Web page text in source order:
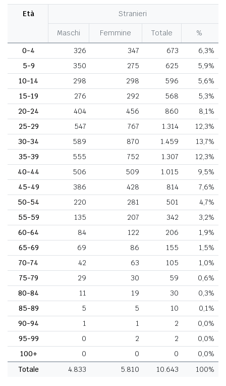
Età Stranieri
Maschi Femmine Totale
%
0-4
326 347 673
6,3%
5-9
350 275 625
5,9%
10-14
298 298 596
5,6%
15-19
276 292 568
5,3%
20-24
404 456 860
8,1%
25-29
547 767 1.314
12,3%
30-34
589 870 1.459
13,7%
35-39
555 752 1.307
12,3%
40-44
506 509 1.015
9,5%
45-49
386 428 814
7,6%
50-54
220 281 501
4,7%
55-59
135 207 342
3,2%
60-64
84 122 206
1,9%
65-69
69 86 155
1,5%
70-74
42 63 105
1,0%
75-79
29 30 59
0,6%
80-84
11 19 30
0,3%
85-89
5 5 10
0,1%
90-94
1 1 2
0,0%
95-99
0 2 2
0,0%
100+
0 0 0
0,0%
Totale
4.833 5.810 10.643 100%